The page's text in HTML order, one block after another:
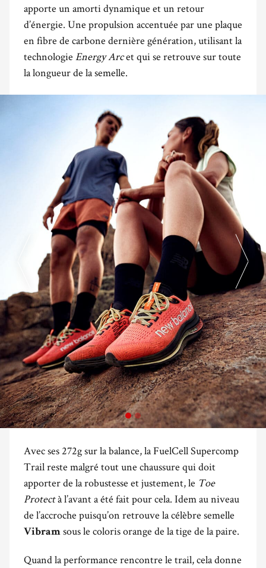
apporte un amorti dynamique et un retour
d’énergie. Une propulsion accentuée par une plaque
en fibre de carbone dernière génération, utilisant la
technologie Energy Arcet qui se retrouve sur toute
la longueur de la semelle.
Avec ses 272g sur la balance, la FuelCell Supercomp
Trail reste malgré tout une chaussure qui doit
apporter de la robustesse et justement, le Toe
Protectà l’avant a été fait pour cela. Idem au niveau
de l’accroche puisqu’on retrouve la célèbre semelle
Vibram sous le coloris orange de la tige de la paire.
Quand la performance rencontre le trail, cela donne